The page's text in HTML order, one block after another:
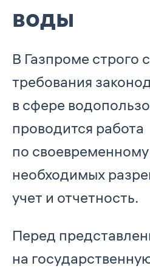
воды
В Газпроме строго
требования
в сфере
проводится работа
по
необходимых
учет и отчетность.
Перед
на